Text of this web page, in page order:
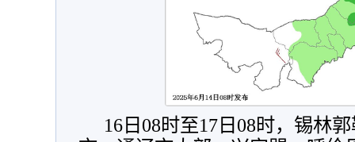
16日08时至17日08时，锡林